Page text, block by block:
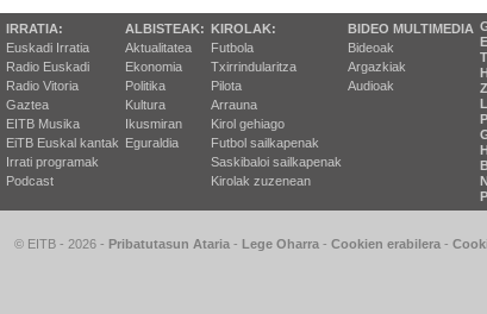
IRRATIA:
Euskadi Irratia
Radio Euskadi
Radio Vitoria
Gaztea
EITB Musika
EiTB Euskal kantak
Irrati programak
Podcast
ALBISTEAK:
Aktualitatea
Ekonomia
Politika
Kultura
Ikusmiran
Eguraldia
KIROLAK:
Futbola
Txirrindularitza
Pilota
Arrauna
Kirol gehiago
Futbol sailkapenak
Saskibaloi sailkapenak
Kirolak zuzenean
BIDEO MULTIMEDIA
Bideoak
Argazkiak
Audioak
© EITB - 2026 - Pribatutasun Ataria - Lege Oharra - Cookien erabilera -